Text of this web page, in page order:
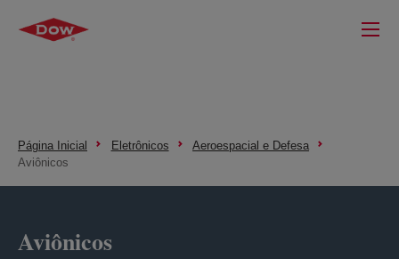
Página Inicial Eletrônicos
Aeroespacial e Defesa
Aviônicos
Aviônicos